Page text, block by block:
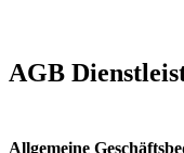
AGB
Allgemeine